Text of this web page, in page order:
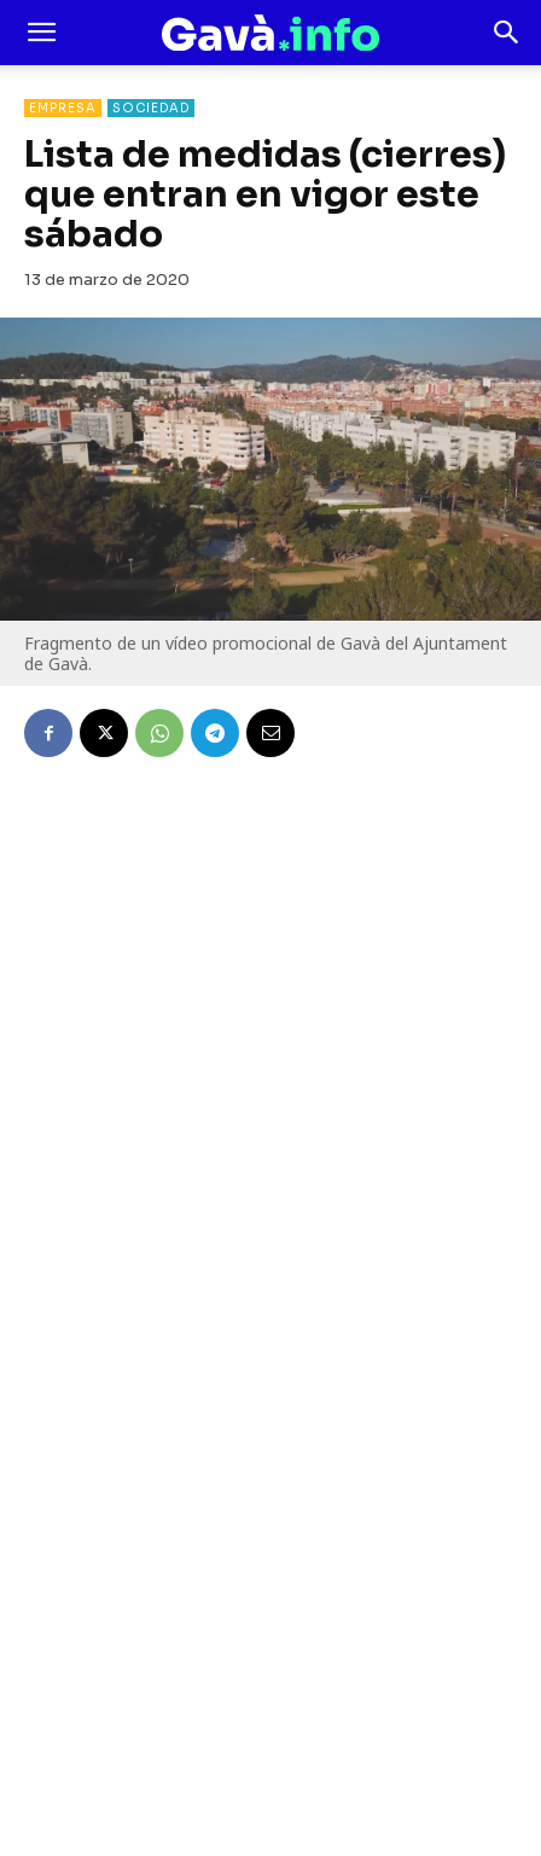
EMPRESA SOCIEDAD
Lista de medidas (cierres)
que entran en vigor este
sábado
13 de marzo de 2020
Fragmento de un vídeo promocional de Gavà del Ajuntament
de Gavà.